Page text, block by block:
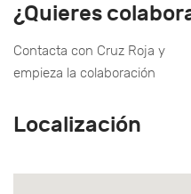
¿Quieres
Contacta con Cruz Roja y
empieza la colaboración
Localización